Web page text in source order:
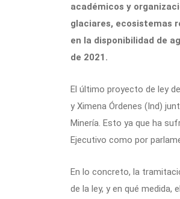
académicos y
glaciares, ecosistemas
en la disponibilidad de
de 2021.
El último proyecto de ley
y Ximena Órdenes (Ind)
Minería. Esto ya que ha
Ejecutivo como por
En lo concreto, la
de la ley, y en qué